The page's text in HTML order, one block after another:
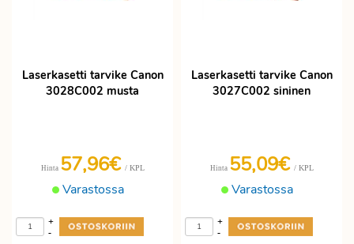
Laserkasetti tarvike Canon
3028C002 musta
Varastossa
Hinta 57,96€ / KPL
-
+
Laserkasetti tarvike Canon
3027C002 sininen
Varastossa
Hinta 55,09€ / KPL
-
+